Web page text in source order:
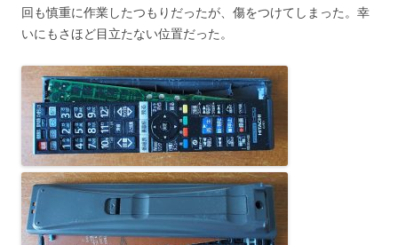
回も慎重に作業したつもりだったが、傷をつけてしまった。幸
いにもさほど目立たない位置だった。